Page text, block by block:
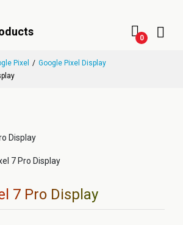
0
Pixel
Google Pixel Display
7 Pro Display